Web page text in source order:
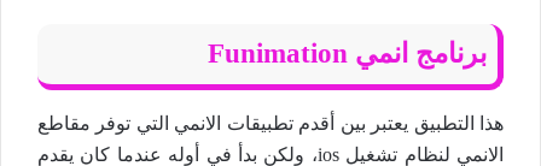
برنامج انمي Funimation
هذا التطبيق يعتبر بين أقدم تطبيقات الانمي التي توفر مقاطع
الانمي لنظام تشغيل ios، ولكن بدأ في أوله عندما كان يقدم